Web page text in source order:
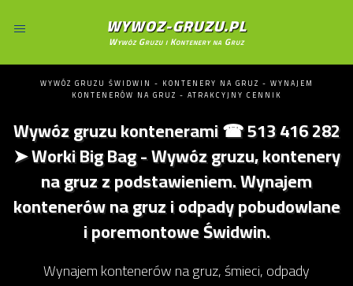
WYWOZ-GRUZU.PL
Wywóz Gruzu i Kontenery na Gruz
WYWÓZ GRUZU ŚWIDWIN - KONTENERY NA GRUZ - WYNAJEM
KONTENERÓW NA GRUZ - ATRAKCYJNY CENNIK
Wywóz gruzu kontenerami ☎ 513 416 282
➤ Worki Big Bag - Wywóz gruzu, kontenery
na gruz z podstawieniem. Wynajem
kontenerów na gruz i odpady pobudowlane
i poremontowe Świdwin.
Wynajem kontenerów na gruz, śmieci, odpady